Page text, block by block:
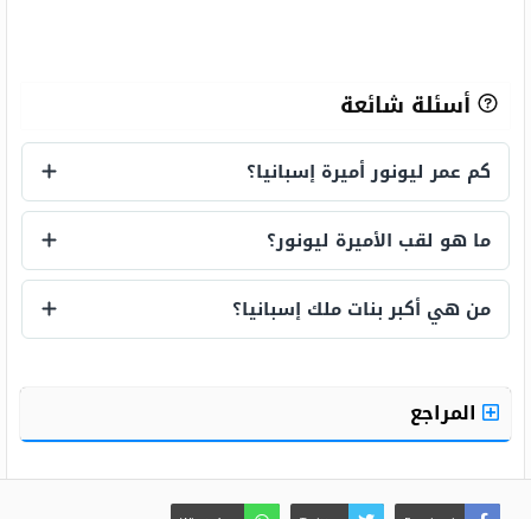
أسئلة شائعة
كم عمر ليونور أميرة إسبانيا؟
كم عمر ليونور أميرة إسبانيا؟
ما هو لقب الأميرة ليونور؟
ما هو لقب الأميرة ليونور؟
من هي أكبر بنات ملك إسبانيا؟
المراجع